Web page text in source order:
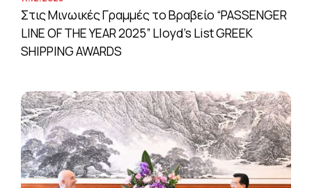
Στις Μινωικές Γραμμές το Βραβείο “PASSENGER
LINE OF THE YEAR 2025” Lloyd’s List GREEK
SHIPPING AWARDS